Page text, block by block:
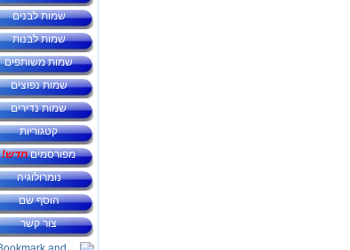
שמות לבנים
שמות לבנות
שמות משותפים
שמות נפוצים
שמות נדירים
קטגוריות
מפורסמיםחדש!
נומרולוגיה
הוסף שם
צור קשר